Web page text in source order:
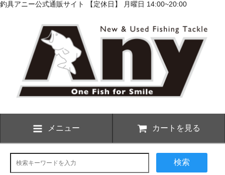
釣具アニー公式通販サイト 【定休日】 月曜日 14:00~20:00
メニュー カートを見る
検索